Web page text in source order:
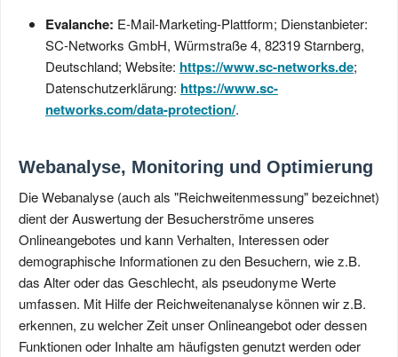
Evalanche: E-Mail-Marketing-Plattform; Dienstanbieter:
SC-Networks GmbH, Würmstraße 4, 82319 Starnberg,
Deutschland; Website: https://www.sc-networks.de;
Datenschutzerklärung: https://www.sc-
networks.com/data-protection/.
Webanalyse, Monitoring und Optimierung
Die Webanalyse (auch als "Reichweitenmessung" bezeichnet)
dient der Auswertung der Besucherströme unseres
Onlineangebotes und kann Verhalten, Interessen oder
demographische Informationen zu den Besuchern, wie z.B.
das Alter oder das Geschlecht, als pseudonyme Werte
umfassen. Mit Hilfe der Reichweitenanalyse können wir z.B.
erkennen, zu welcher Zeit unser Onlineangebot oder dessen
Funktionen oder Inhalte am häufigsten genutzt werden oder